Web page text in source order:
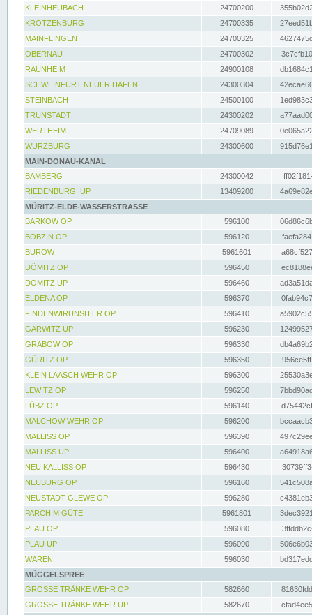
KLEINHEUBACH 24700200
KROTZENBURG
24700335
MAINFLINGEN
24700325
OBERNAU
24700302
RAUNHEIM
24900108
SCHWEINFURT NEUER HAFEN
24300304
STEINBACH
24500100
TRUNSTADT
24300202
WERTHEIM
24709089
WÜRZBURG
24300600
MAIN-DONAU-KANAL
BAMBERG
24300042
RIEDENBURG_UP
13409200
MÜRITZ-ELDE-WASSERSTRASSE
BARKOW OP
596100
BOBZIN OP
596120
BUROW
5961601
DÖMITZ OP
596450
DÖMITZ UP
596460
ELDENA OP
596370
FINDENWIRUNSHIER OP
596410
GARWITZ UP
596230
GRABOW OP
596330
GÜRITZ OP
596350
KLEIN LAASCH WEHR OP
596300
LEWITZ OP
596250
LÜBZ OP
596140
MALCHOW WEHR OP
596200
MALLISS OP
596390
MALLISS UP
596400
NEU KALLISS OP
596430
NEUBURG OP
596160
NEUSTADT GLEWE OP
596280
PARCHIM GÜTE
5961801
PLAU OP
596080
PLAU UP
596090
WAREN
596030
MÜGGELSPREE
GROSSE TRÄNKE WEHR OP
582660
GROSSE TRÄNKE WEHR UP
582670